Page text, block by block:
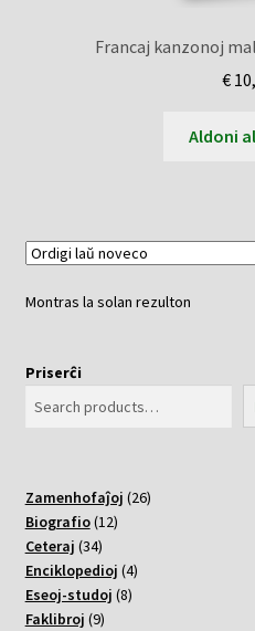
Francaj kanzonoj
€
Aldoni
Montras la solan rezulton
Priserĉi
Zamenhofaĵoj 2626
Biografio 1212
Ceteraj 3434
varoj
Enciklopedioj 44
Eseoj-studoj 88
Faklibroj 99